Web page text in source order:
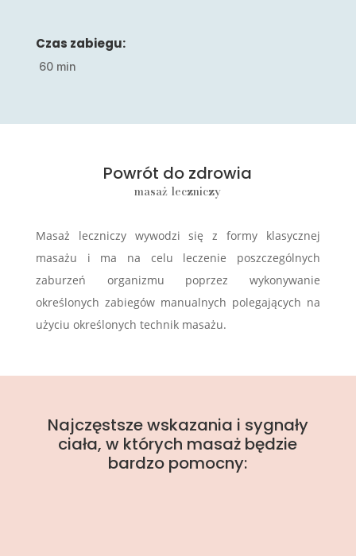
Czas zabiegu:
60 min
Powrót do zdrowia
masaż leczniczy
Masaż leczniczy wywodzi się z formy klasycznej
masażu i ma na celu leczenie poszczególnych
zaburzeń organizmu poprzez wykonywanie
określonych zabiegów manualnych polegających na
użyciu określonych technik masażu.
Najczęstsze wskazania i sygnały
ciała, w których masaż będzie
bardzo pomocny: